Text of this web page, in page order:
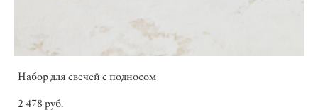
Набор для свечей c подносом
2 478 pуб.